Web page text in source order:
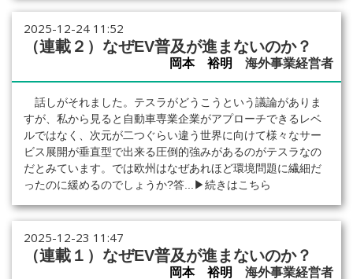
2025-12-24 11:52
（連載２）なぜEV普及が進まないのか？
岡本 裕明 海外事業経営者
話しがそれました。テスラがどうこうという議論がありま
すが、私から見ると自動車専業企業がアプローチできるレベ
ルではなく、次元が二つぐらい違う世界に向けて様々なサー
ビス展開が垂直型で出来る圧倒的強みがあるのがテスラなの
だとみています。では欧州はなぜあれほど環境問題に繊細だ
ったのに緩めるのでしょうか?答...
▶続きはこちら
2025-12-23 11:47
（連載１）なぜEV普及が進まないのか？
岡本 裕明 海外事業経営者